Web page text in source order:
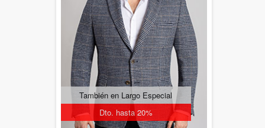
Dto. hasta 20%
También en Largo Especial